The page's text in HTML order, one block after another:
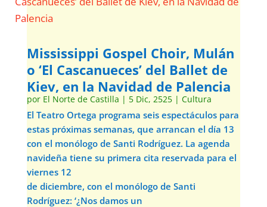
Mississippi Gospel Choir, Mulán
o ‘El Cascanueces’ del Ballet de
Kiev, en la Navidad de Palencia
por El Norte de Castilla | 5 Dic, 2525| Cultura
El Teatro Ortega programa seis espectáculos para
estas próximas semanas, que arrancan el día 13
con el monólogo de Santi Rodríguez. La agenda
navideña tiene su primera cita reservada para el
viernes 12
de diciembre, con el monólogo de Santi
Rodríguez: ‘¿Nos damos un